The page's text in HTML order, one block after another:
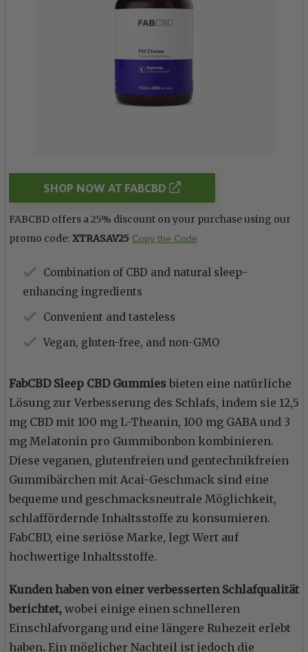
SHOP NOW AT FABCBD
FABCBD offers a 25% discount on your purchase using our
promo code: XTRASAV25 Copy the Code
Combination of CBD and natural sleep-
enhancing ingredients
Convenient and tasteless
Vegan, gluten-free, and non-GMO
FabCBD Sleep CBD Gummies bieten eine natürliche
Lösung zur Verbesserung des Schlafs, indem sie 12,5
mg CBD mit 100 mg L-Theanin, 100 mg GABA und 3
mg Melatonin pro Gummibonbon kombinieren.
Diese veganen, glutenfreien und gentechnikfreien
Gummibärchen mit Acai-Geschmack sind eine
bequeme und geschmacksneutrale Möglichkeit,
schlaffördernde Inhaltsstoffe zu konsumieren.
FabCBD, eine seriöse Marke, legt Wert auf
hochwertige Inhaltsstoffe.
Kunden haben von einer verbesserten Schlafqualität
berichtet, wobei einige einen schnelleren
Einschlafvorgang und eine längere Ruhezeit erlebt
haben. Ein möglicher Nachteil ist jedoch die